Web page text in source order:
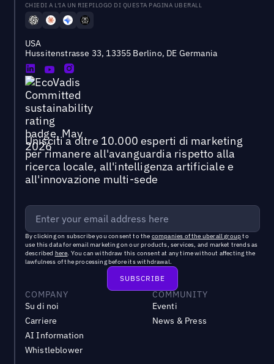
CHIEDI A L'IA UN RIEPILOGO DI QUESTA PAGINA UBERALL
USA
Hussitenstrasse 33, 13355 Berlino, DE Germania
Unisciti a oltre 10.000 esperti di marketing
per rimanere all'avanguardia rispetto alla
ricerca locale, all'intelligenza artificiale e
all'innovazione multi-sede
By clicking on subscribe you consent to the companies of the uberall groupto
use this data for email marketing on our products, services, and market trends as
described here. You can withdraw this consent at any time without affecting the
lawfulness of the processing before its withdrawal.
COMPANY
Su di noi
Carriere
AI Information
Whistleblower
COMMUNITY
Eventi
News & Press